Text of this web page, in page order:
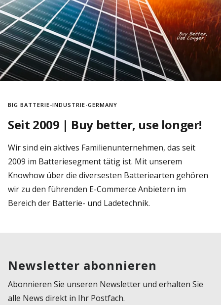
BIG BATTERIE-INDUSTRIE-GERMANY
Seit 2009 | Buy better, use longer!
Wir sind ein aktives Familienunternehmen, das seit
2009 im Batteriesegment tätig ist. Mit unserem
Knowhow über die diversesten Batteriearten gehören
wir zu den führenden E-Commerce Anbietern im
Bereich der Batterie- und Ladetechnik.
Newsletter abonnieren
Abonnieren Sie unseren Newsletter und erhalten Sie
alle News direkt in Ihr Postfach.